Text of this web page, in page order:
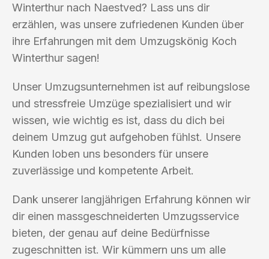
Winterthur nach Naestved? Lass uns dir
erzählen, was unsere zufriedenen Kunden über
ihre Erfahrungen mit dem Umzugskönig Koch
Winterthur sagen!
Unser Umzugsunternehmen ist auf reibungslose
und stressfreie Umzüge spezialisiert und wir
wissen, wie wichtig es ist, dass du dich bei
deinem Umzug gut aufgehoben fühlst. Unsere
Kunden loben uns besonders für unsere
zuverlässige und kompetente Arbeit.
Dank unserer langjährigen Erfahrung können wir
dir einen massgeschneiderten Umzugsservice
bieten, der genau auf deine Bedürfnisse
zugeschnitten ist. Wir kümmern uns um alle